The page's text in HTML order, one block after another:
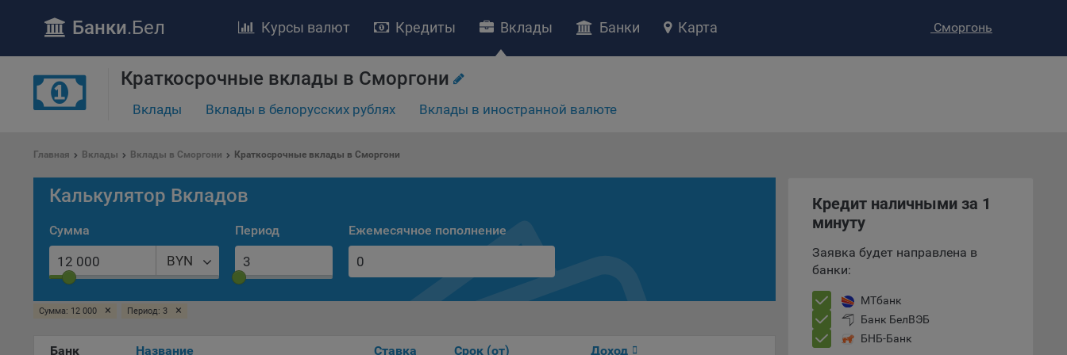
ПОЛОЖЕНИЕ «О политике обработки файлов cookie»
Общество с ограниченной ответственностью «Майфин» (далее –
«Политика»
Беларусь от 7 мая 2021 г. № 99-З «О защите персональных данных» (далее –
«Закон»
файлы cookie, а также каким образом пользователи могут контролировать
Банки.Бел Сморгонь
Курсы валют Кредиты Вклады Банки Карта
Краткосрочные вклады в Сморгони
Вклады Вклады в белорусских рублях Вклады в иностранной валюте
Главная Вклады Вклады в Сморгони Краткосрочные вклады в Сморгони
Калькулятор Вкладов
Сумма
BYN
Период Ежемесячное пополнение
Сумма: 12 000 × Период: 3 ×
Банк Название Ставка Срок (от) Доход
Кредит наличными за 1
минуту
Заявка будет направлена в
банки:
МТбанк
Банк БелВЭБ
БНБ-Банк